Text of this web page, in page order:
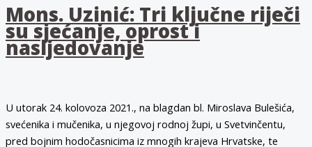
na
obilježavanju
obljetnice
Bulešića
Mons. Uzinić: Tri ključne riječi
su sjećanje, oprost i
nasljedovanje
U utorak 24. kolovoza 2021., na blagdan bl. Miroslava Bulešića,
svećenika i mučenika, u njegovoj rodnoj župi, u Svetvinčentu,
pred bojnim hodočasnicima iz mnogih krajeva Hrvatske, te